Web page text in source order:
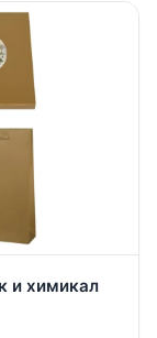
и химикал